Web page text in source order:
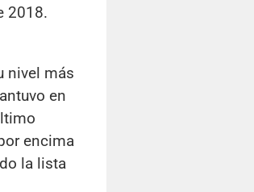
2018.
nivel más
en
encima
la lista